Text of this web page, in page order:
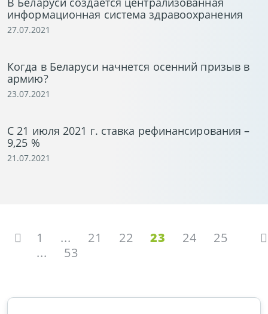
информационная система здравоохранения
27.07.2021
Когда в Беларуси начнется осенний призыв в
армию?
23.07.2021
С 21 июля 2021 г. ставка рефинансирования –
9,25 %
21.07.2021
1 ... 21 22 23 24
25
...
53